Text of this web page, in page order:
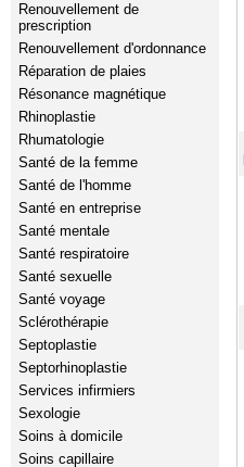
Renouvellement de
prescription
Renouvellement d'ordonnance
Réparation de plaies
Résonance magnétique
Rhinoplastie
Rhumatologie
Santé de la femme
Santé de l'homme
Santé en entreprise
Santé mentale
Santé respiratoire
Santé sexuelle
Santé voyage
Sclérothérapie
Septoplastie
Septorhinoplastie
Services infirmiers
Sexologie
Soins à domicile
Soins capillaire